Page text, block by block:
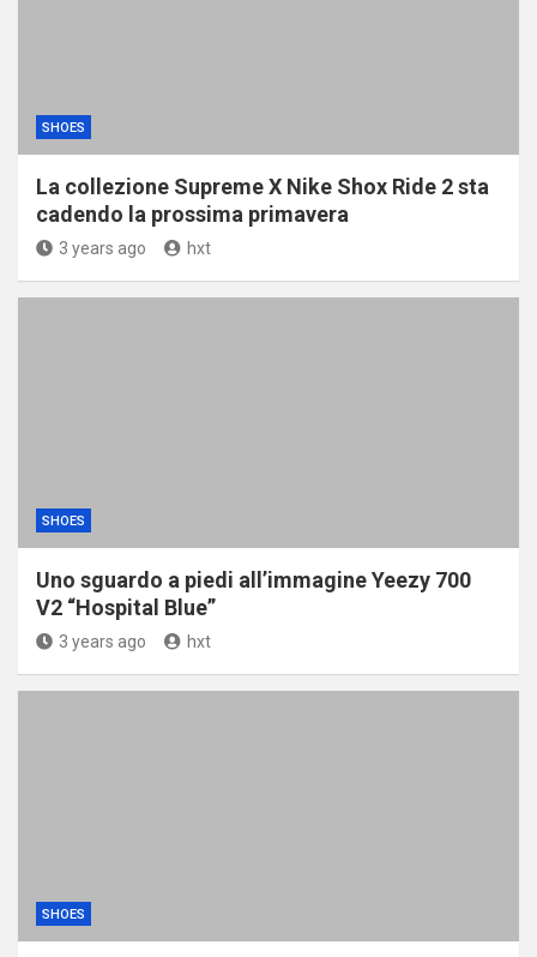
SHOES
La collezione Supreme X Nike Shox Ride 2 sta
cadendo la prossima primavera
3 years ago hxt
SHOES
Uno sguardo a piedi all’immagine Yeezy 700
V2 “Hospital Blue”
3 years ago hxt
SHOES